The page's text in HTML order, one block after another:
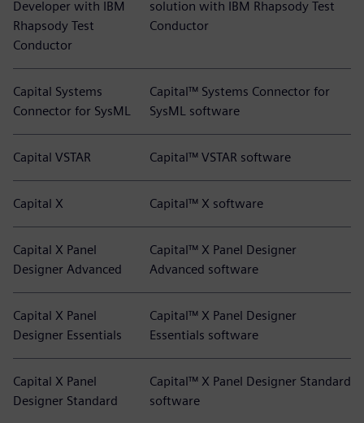
Developer with IBM
Rhapsody Test
Conductor
solution with IBM Rhapsody Test
Conductor
Capital Systems
Connector for SysML
Capital™ Systems Connector for
SysML software
Capital VSTAR Capital™ VSTAR software
Capital X Capital™ X software
Capital X Panel
Designer Advanced
Capital™ X Panel Designer
Advanced software
Capital X Panel
Designer Essentials
Capital™ X Panel Designer
Essentials software
Capital X Panel
Designer Standard
Capital™ X Panel Designer Standard
software